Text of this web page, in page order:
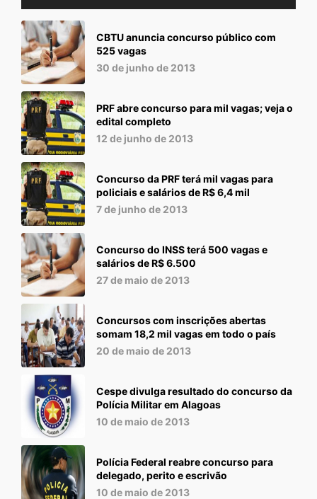
CBTU anuncia concurso público com
525 vagas
30 de junho de 2013
PRF abre concurso para mil vagas; veja o
edital completo
12 de junho de 2013
Concurso da PRF terá mil vagas para
policiais e salários de R$ 6,4 mil
7 de junho de 2013
Concurso do INSS terá 500 vagas e
salários de R$ 6.500
27 de maio de 2013
Concursos com inscrições abertas
somam 18,2 mil vagas em todo o país
20 de maio de 2013
Cespe divulga resultado do concurso da
Polícia Militar em Alagoas
10 de maio de 2013
Polícia Federal reabre concurso para
delegado, perito e escrivão
10 de maio de 2013